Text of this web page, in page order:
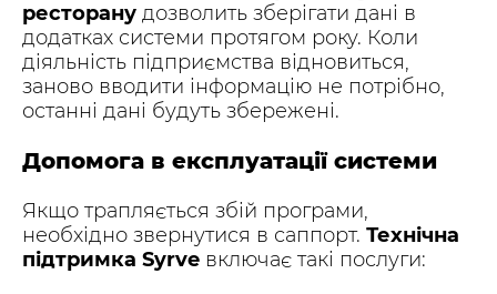
ресторану дозволить зберігати дані в
додатках системи протягом року. Коли
діяльність підприємства відновиться,
заново вводити інформацію не потрібно,
останні дані будуть збережені.
Допомога в експлуатації системи
Якщо трапляється збій програми,
необхідно звернутися в саппорт. Технічна
підтримка Syrve включає такі послуги: